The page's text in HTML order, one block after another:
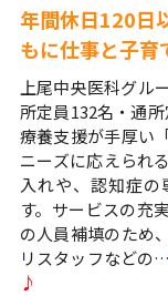
年間休日120日
もに仕事と子育
上尾中央医科グル
所定員132名・通
療養支援が手厚い
ニーズに応えられ
入れや、認知症の
す。サービスの充
の人員補填のため
リスタッフなどの
♪